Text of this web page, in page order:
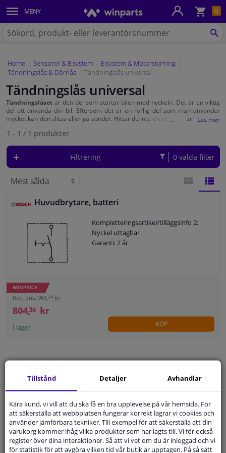
0
MENY
Karosseri
Belysning
Bromssystem
Avgassystem
Chassidelar
Kylsystem & Värmesystem
Motordelar
Filter & Vätskor
Bagage & Transport
Fönster & Tillbehör
Bilvård & Tillbehör
Verkstad & Verktyg
Sensorer & Elsystem
på
Kategorier:
Sensorer
Strömbrytare & Switches
Brytare & Spak
Home Sensorer & Elsystem
Elsystem & Motorstyrning
Tändningslås & Dörrlås
Tändningslås universal
Tändningslås universal
Tändningslåset är den del som startar bilen med nyckeln. Det är en viktig
del att använda din bil. Eftersom det är en rörlig del som man använder
mycket kan den slitas eller gå sönder. Hittar du inte en specifik tändningslås
1 - 1 / 1 produkter
Filtrering 0 valda filter
Huvudbrytare, batteri
Kompletteringsartikel/tilläggsinfo 2:
Nyckel uttagbar
Garanti: 2 år
WINPRICE
Rek. pris: 961,23 kr
804,36 kr
I lager KÖP
Tillstånd Detaljer Avhandlar
Kära kund, vi vill att du ska få en bra upplevelse på vår hemsida. För
att säkerställa att webbplatsen fungerar korrekt lagrar vi cookies och
använder jämförbara tekniker. Till exempel för att säkerställa att din
varukorg kommer ihåg vilka produkter som har lagts till. Vi för också
register över dina interaktioner. Så att vi vet om du är inloggad och vi
för statistik för att avgöra vilken tid vår butik är upptagen. På så sätt